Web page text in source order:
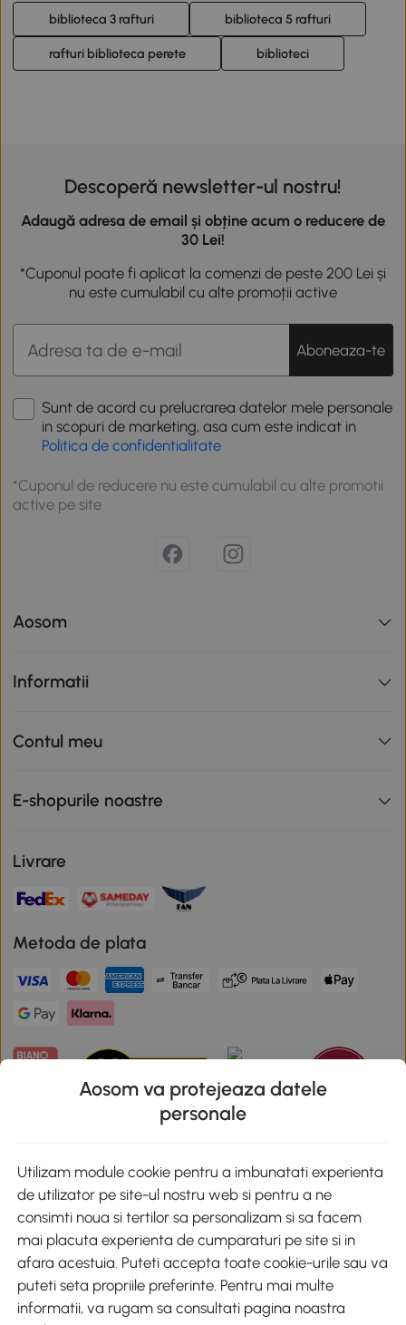
biblioteca 3 rafturi biblioteca 5 rafturi
rafturi biblioteca perete biblioteci
Descoperă newsletter-ul nostru!
Adaugă adresa de email și obține acum o reducere de
30 Lei!
*Cuponul poate fi aplicat la comenzi de peste 200 Lei și
nu este cumulabil cu alte promoții active
Aboneaza-te
Sunt de acord cu prelucrarea datelor mele personale
in scopuri de marketing, asa cum este indicat in
Politica de confidentialitate
*Cuponul de reducere nu este cumulabil cu alte promotii
active pe site
Aosom
Informatii
Contul meu
E-shopurile noastre
Livrare
Metoda de plata
Descarca aplicatia Aosom
Google Play
+40 312294730 clienti@aosom.ro
Romania, Bucureşti Sectorul 2, Str. Barbu Paris Mumuleanu, Nr. 30-
Aosom va protejeaza datele
personale
Utilizam module cookie pentru a imbunatati experienta
de utilizator pe site-ul nostru web si pentru a ne
consimti noua si tertilor sa personalizam si sa facem
mai placuta experienta de cumparaturi pe site si in
afara acestuia. Puteti accepta toate cookie-urile sau va
puteti seta propriile preferinte. Pentru mai multe
informatii, va rugam sa consultati pagina noastra